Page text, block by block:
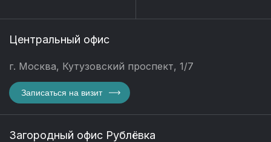
Центральный офис
г. Москва, Кутузовский проспект, 1/7
Записаться на визит
Загородный офис Рублёвка